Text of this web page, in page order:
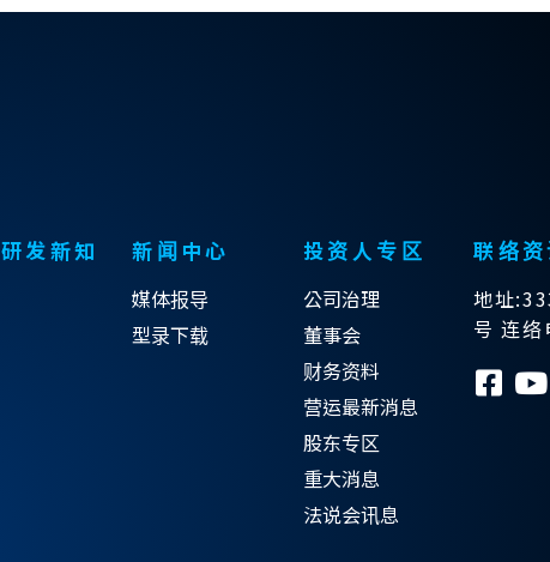
研发新知 新闻中心
媒体报导
型录下载
投资人专区
公司治理
董事会
财务资料
营运最新消息
股东专区
重大消息
法说会讯息
联络资
地址
号 连